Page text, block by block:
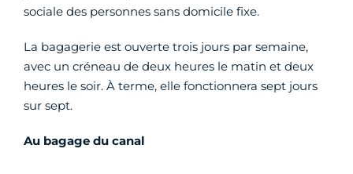
sociale des personnes sans domicile fixe.
La bagagerie est ouverte trois jours par semaine,
avec un créneau de deux heures le matin et deux
heures le soir. À terme, elle fonctionnera sept jours
sur sept.
Au bagage du canal